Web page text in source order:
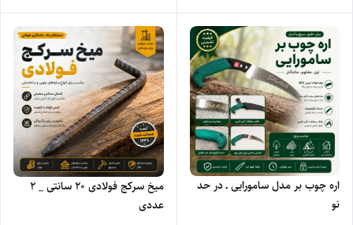
اره چوب بر مدل سامورایی ـ در حد
نو
میخ سرکج فولادی ۲۰ سانتی _ ۲
عددی